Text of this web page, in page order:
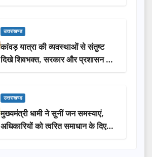
लोगों की भागीदारी…
उत्तराखण्ड
कांवड़ यात्रा की व्यवस्थाओं से संतुष्ट
दिखे शिवभक्त, सरकार और प्रशासन की
सराहना…
उत्तराखण्ड
मुख्यमंत्री धामी ने सुनीं जन समस्याएं,
अधिकारियों को त्वरित समाधान के दिए
निर्देश